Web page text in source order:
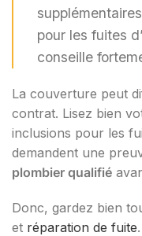
pour les fuites
conseille
La couverture peut
contrat. Lisez bien
inclusions pour les
demandent une
plombier qualifié
Donc, gardez bien
et réparation de fuite.